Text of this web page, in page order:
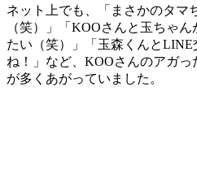
ネット上でも、「まさかのタマ
（笑）」「KOOさんと玉ちゃ
たい（笑）」「玉森くんとLINE
ね！」など、KOOさんのアガ
が多くあがっていました。